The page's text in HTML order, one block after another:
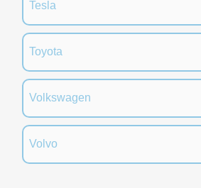
Tesla
Toyota
Volkswagen
Volvo